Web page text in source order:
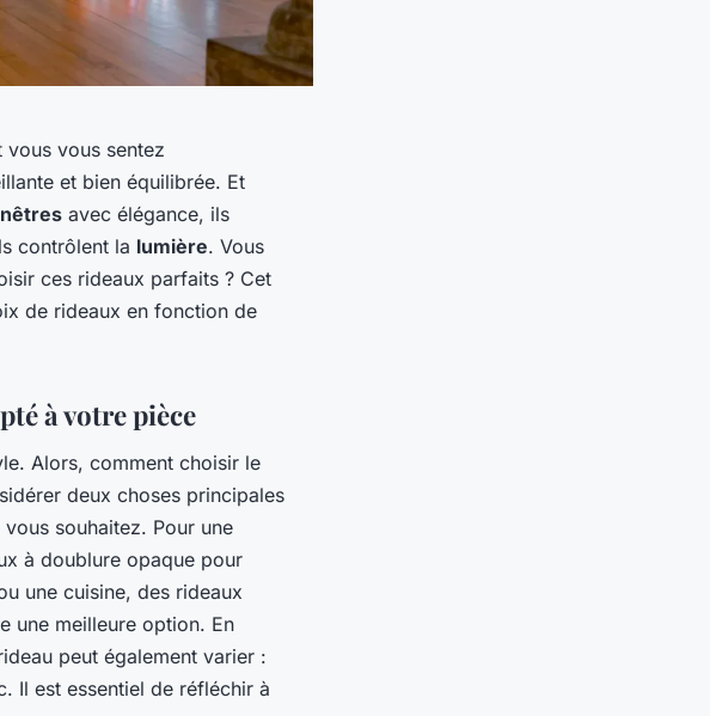
vous vous sentez
et bien équilibrée. Et
avec élégance, ils
contrôlent la lumière. Vous
ces rideaux parfaits ? Cet
de rideaux en fonction de
à votre pièce
Alors, comment choisir le
deux choses principales
vous souhaitez. Pour une
à doublure opaque pour
une cuisine, des rideaux
une meilleure option. En
peut également varier :
Il est essentiel de réfléchir à